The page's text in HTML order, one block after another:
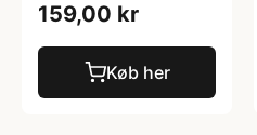
159,00 kr
Køb her